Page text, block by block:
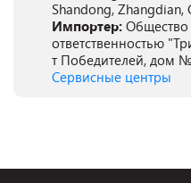
Shandong, Zhangdian,
Импортер: Общество
ответственностью
т Победителей, дом
Сервисные центры